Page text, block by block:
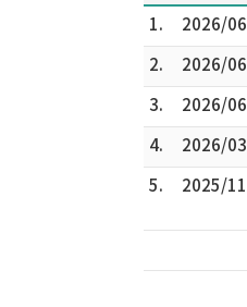
1.
2026/06
2.
2026/06
3.
2026/06
4.
2026/03
5.
2025/11